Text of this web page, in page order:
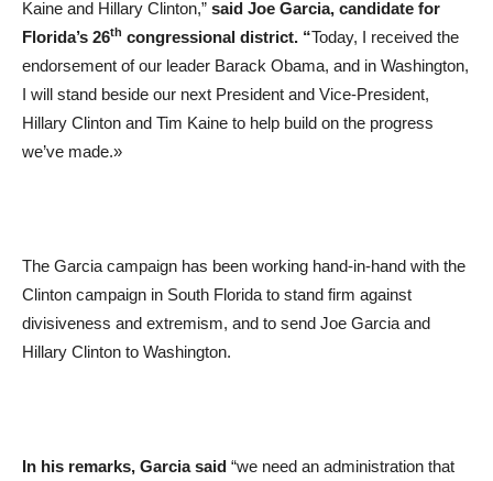
Kaine and Hillary Clinton,” said Joe Garcia, candidate for
Florida’s 26th congressional district. “Today, I received the
endorsement of our leader Barack Obama, and in Washington,
I will stand beside our next President and Vice-President,
Hillary Clinton and Tim Kaine to help build on the progress
we’ve made.»
The Garcia campaign has been working hand-in-hand with the
Clinton campaign in South Florida to stand firm against
divisiveness and extremism, and to send Joe Garcia and
Hillary Clinton to Washington.
In his remarks, Garcia said “we need an administration that